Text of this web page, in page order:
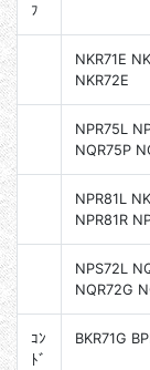
ﾌ
NKR71E
NKR72E
NPR75L
NQR75P
NPR81L
NPR81R
NPS72L
NQR72G
ｺﾝ
ﾄﾞ
BKR71G